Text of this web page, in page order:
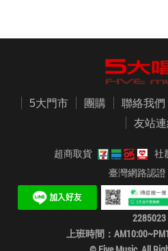
5大門市 團購 聯絡我們
友站
超商取貨
社
臺灣網路認證
2285023
上班時間：